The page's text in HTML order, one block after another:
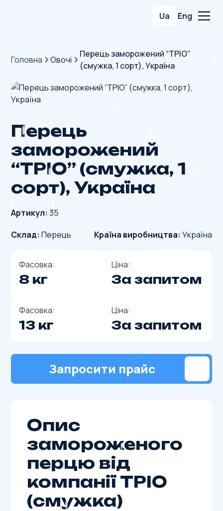
Ua Eng
Головна Овочі
Перець заморожений “ТРІО”
(смужка, 1 сорт), Україна
Перець
заморожений
“ТРІО” (смужка, 1
сорт), Україна
Артикул:35
Склад:Перець Країна виробництва: Україна
Фасовка:
8 кг
Ціна:
За запитом
Фасовка:
13 кг
Ціна:
За запитом
Запросити прайс
Опис
замороженого
перцю від
компанії ТРІО
(смужка)